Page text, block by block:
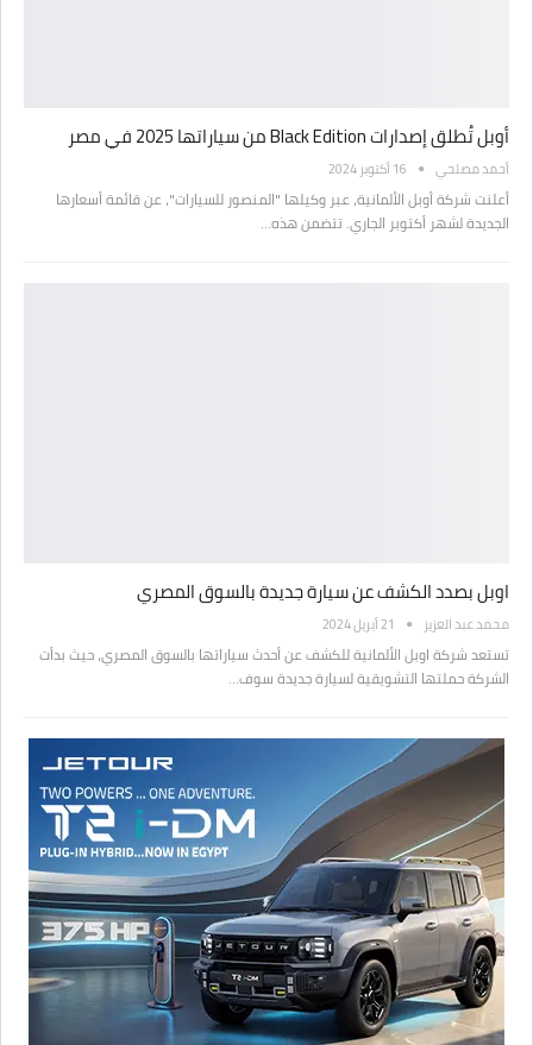
أوبل تُطلق إصدارات Black Edition من سياراتها 2025 في مصر
أحمد مصلحي 16 أكتوبر 2024
أعلنت شركة أوبل الألمانية، عبر وكيلها "المنصور للسيارات"، عن قائمة أسعارها
الجديدة لشهر أكتوبر الجاري. تتضمن هذه…
اوبل بصدد الكشف عن سيارة جديدة بالسوق المصري
محمد عبد العزيز 21 أبريل 2024
تستعد شركة اوبل الألمانية للكشف عن أحدث سياراتها بالسوق المصري، حيث بدأت
الشركة حملتها التشويقية لسيارة جديدة سوف…